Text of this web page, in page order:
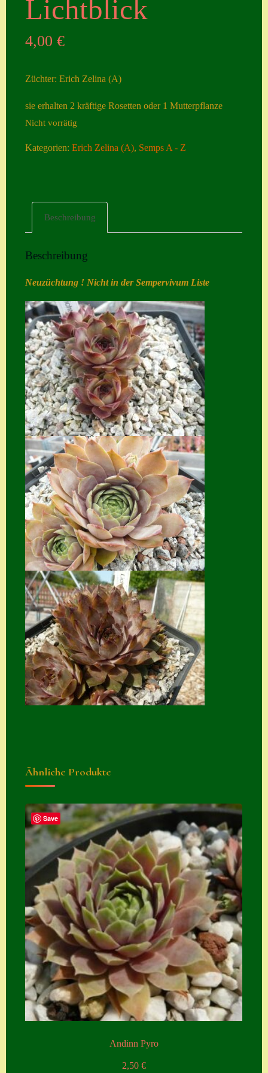
ngen
Neuheiten
Home
Hostas
Impressum
Kasse
Kontakt
Mein Konto
Naturformen
S. x nixonii
Semps die ich
suche
Semps von A – Z
Shop
Suche
Sue Thomas
Translator
Versand
Versand von
Semps
Warenkorb
Warenkorb
Versandinfos
Zubehör
Zubehör
Lichtblick
4,00€
Züchter: Erich Zelina (A)
sie erhalten 2 kräftige Rosetten oder 1 Mutterpflanze
Nicht vorrätig
Kategorien:Erich Zelina (A), Semps A - Z
Beschreibung
Beschreibung
Neuzüchtung ! Nicht in der Sempervivum Liste
Ähnliche Produkte
Save
Andinn Pyro
2,50 €